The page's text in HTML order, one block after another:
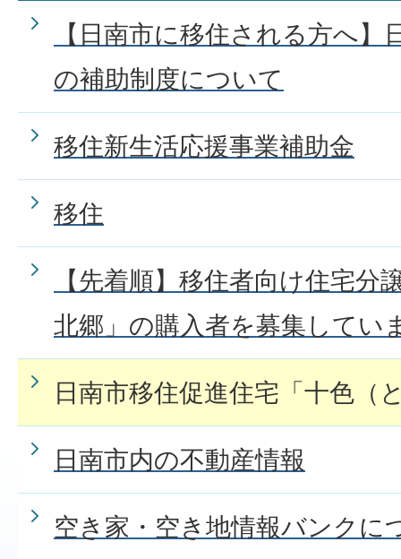
【日南市に移住される方へ】
の補助制度について
移住新生活応援事業補助金
移住
【先着順】移住者向け住宅分
北郷」の購入者を募集してい
日南市移住促進住宅「十色（
日南市内の不動産情報
空き家・空き地情報バンクに